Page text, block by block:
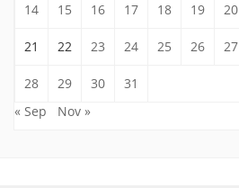
14 15 16 17 18 19 20
21 22 23 24 25 26 27
28 29 30
31
« Sep
Nov »